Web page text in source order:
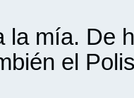
la mía. De
el